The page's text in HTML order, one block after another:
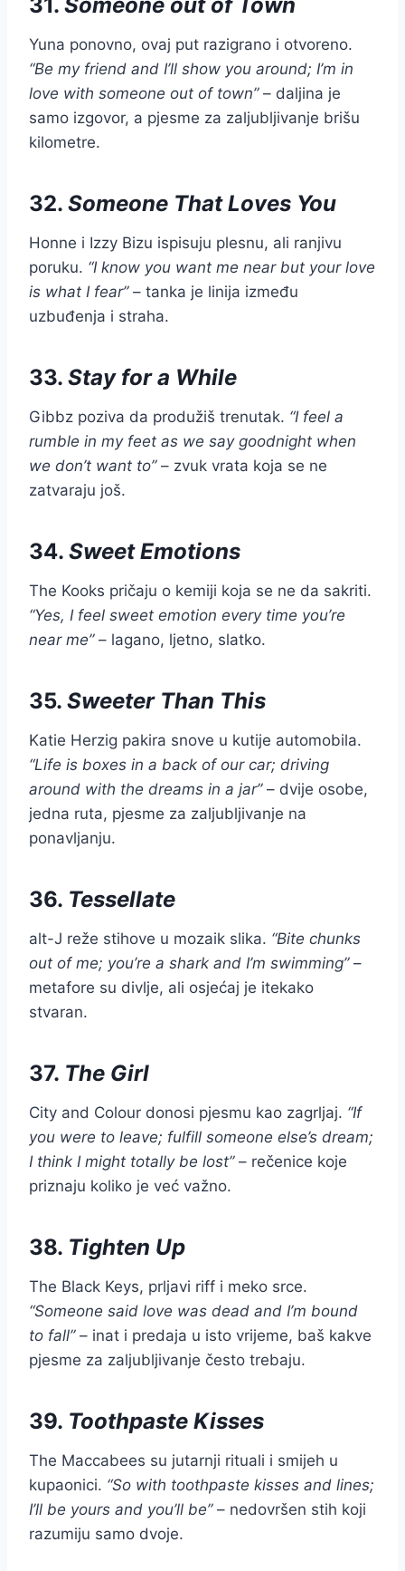
Yuna ponovno, ovaj put razigrano i otvoreno.
“Be my friend and I’ll show you around; I’m in
love with someone out of town”– daljina je
samo izgovor, a pjesme za zaljubljivanje brišu
kilometre.
32. Someone That Loves You
Honne i Izzy Bizu ispisuju plesnu, ali ranjivu
poruku. “I know you want me near but your love
is what I fear”– tanka je linija između
uzbuđenja i straha.
33. Stay for a While
Gibbz poziva da produžiš trenutak. “I feel a
rumble in my feet as we say goodnight when
we don’t want to”– zvuk vrata koja se ne
zatvaraju još.
34. Sweet Emotions
The Kooks pričaju o kemiji koja se ne da sakriti.
“Yes, I feel sweet emotion every time you’re
near me”– lagano, ljetno, slatko.
35. Sweeter Than This
Katie Herzig pakira snove u kutije automobila.
“Life is boxes in a back of our car; driving
around with the dreams in a jar”– dvije osobe,
jedna ruta, pjesme za zaljubljivanje na
ponavljanju.
36. Tessellate
alt-J reže stihove u mozaik slika. “Bite chunks
out of me; you’re a shark and I’m swimming”–
metafore su divlje, ali osjećaj je itekako
stvaran.
37. The Girl
City and Colour donosi pjesmu kao zagrljaj. “If
you were to leave; fulfill someone else’s dream;
I think I might totally be lost”– rečenice koje
priznaju koliko je već važno.
38. Tighten Up
The Black Keys, prljavi riff i meko srce.
“Someone said love was dead and I’m bound
to fall”– inat i predaja u isto vrijeme, baš kakve
pjesme za zaljubljivanje često trebaju.
39. Toothpaste Kisses
The Maccabees su jutarnji rituali i smijeh u
kupaonici. “So with toothpaste kisses and lines;
I’ll be yours and you’ll be”– nedovršen stih koji
razumiju samo dvoje.